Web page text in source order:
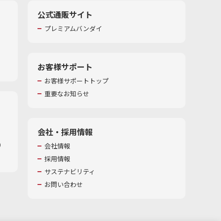
公式通販サイト
プレミアムバンダイ
お客様サポート
お客様サポートトップ
重要なお知らせ
会社・採用情報
会社情報
採用情報
サステナビリティ
お問い合わせ